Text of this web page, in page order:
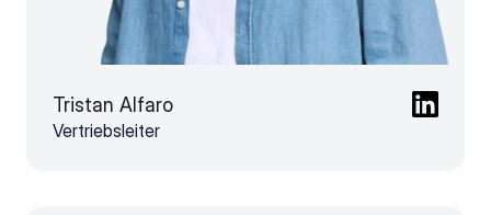
Tristan Alfaro
Vertriebsleiter